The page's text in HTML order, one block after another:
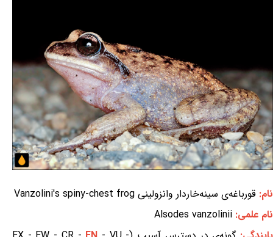
نام: قورباغه‌ی سینه‌خاردار وانزولینی Vanzolini's spiny-chest frog
نام علمی: Alsodes vanzolinii